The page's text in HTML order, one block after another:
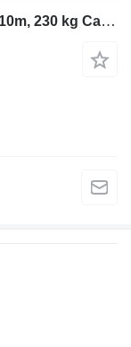
JLG 2630ES Electric, Working Height 10m, 230 kg Capaci